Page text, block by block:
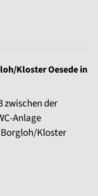
Kloster Oesede in
zwischen der
Anlage
Borgloh/Kloster